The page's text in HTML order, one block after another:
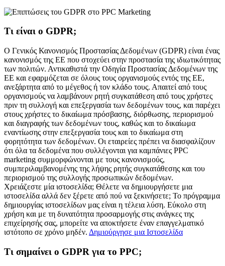
Τι είναι ο GDPR;
Ο Γενικός Κανονισμός Προστασίας Δεδομένων (GDPR) είναι ένας
κανονισμός της ΕΕ που στοχεύει στην προστασία της ιδιωτικότητας
των πολιτών. Αντικαθιστά την Οδηγία Προστασίας Δεδομένων της
ΕΕ και εφαρμόζεται σε όλους τους οργανισμούς εντός της ΕΕ,
ανεξάρτητα από το μέγεθος ή τον κλάδο τους. Απαιτεί από τους
οργανισμούς να λαμβάνουν ρητή συγκατάθεση από τους χρήστες
πριν τη συλλογή και επεξεργασία των δεδομένων τους, και παρέχει
στους χρήστες το δικαίωμα πρόσβασης, διόρθωσης, περιορισμού
και διαγραφής των δεδομένων τους, καθώς και το δικαίωμα
εναντίωσης στην επεξεργασία τους και το δικαίωμα στη
φορητότητα των δεδομένων. Οι εταιρείες πρέπει να διασφαλίζουν
ότι όλα τα δεδομένα που συλλέγονται για καμπάνιες PPC
marketing συμμορφώνονται με τους κανονισμούς,
συμπεριλαμβανομένης της λήψης ρητής συγκατάθεσης και του
περιορισμού της συλλογής προσωπικών δεδομένων.
Χρειάζεστε μία ιστοσελίδα; Θέλετε να δημιουργήσετε μια
ιστοσελίδα αλλά δεν ξέρετε από πού να ξεκινήσετε; Το πρόγραμμα
δημιουργίας ιστοσελίδων μας είναι η τέλεια λύση. Εύκολο στη
χρήση και με τη δυνατότητα προσαρμογής στις ανάγκες της
επιχείρησής σας, μπορείτε να αποκτήσετε έναν επαγγελματικό
ιστότοπο σε χρόνο μηδέν. Δημιούργησε μια Ιστοσελίδα
Τι σημαίνει ο GDPR για το PPC;